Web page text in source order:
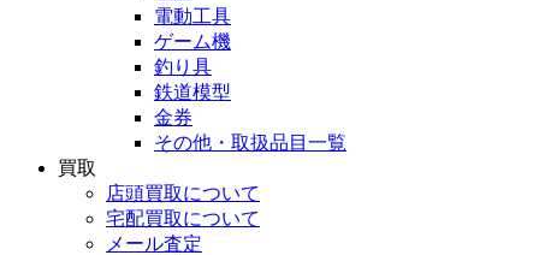
電動工具
ゲーム機
釣り具
鉄道模型
金券
その他・取扱品目一覧
買取
店頭買取について
宅配買取について
メール査定